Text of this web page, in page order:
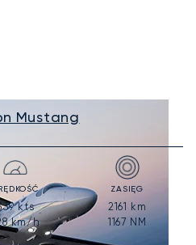
Mustang
kts
km/h
ZASIĘG
2161 km
1167 NM